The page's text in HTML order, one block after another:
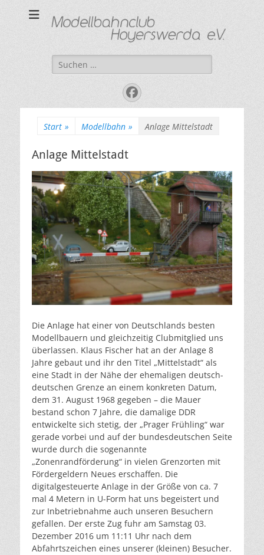
Modellbahnclub
Hoyerswerda e. V.
"Kleine Bahn ganz groß"
Suchen
nach:
Facebook
Start » Modellbahn » Anlage Mittelstadt
Anlage Mittelstadt
Die Anlage hat einer von Deutschlands besten
Modellbauern und gleichzeitig Clubmitglied uns
überlassen. Klaus Fischer hat an der Anlage 8
Jahre gebaut und ihr den Titel „Mittelstadt“ als
eine Stadt in der Nähe der ehemaligen deutsch-
deutschen Grenze an einem konkreten Datum,
dem 31. August 1968 gegeben – die Mauer
bestand schon 7 Jahre, die damalige DDR
entwickelte sich stetig, der „Prager Frühling“ war
gerade vorbei und auf der bundesdeutschen Seite
wurde durch die sogenannte
„Zonenrandförderung“ in vielen Grenzorten mit
Fördergeldern Neues erschaffen. Die
digitalgesteuerte Anlage in der Größe von ca. 7
mal 4 Metern in U-Form hat uns begeistert und
zur Inbetriebnahme auch unseren Besuchern
gefallen. Der erste Zug fuhr am Samstag 03.
Dezember 2016 um 11:11 Uhr nach dem
Abfahrtszeichen eines unserer (kleinen) Besucher.